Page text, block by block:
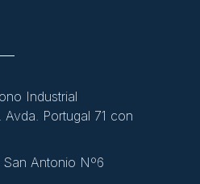
Industrial
Portugal 71 con
Antonio Nº6